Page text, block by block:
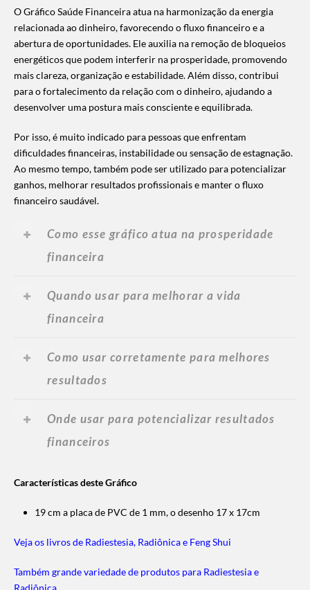
O Gráfico Saúde Financeira atua na harmonização da energia
relacionada ao dinheiro, favorecendo o fluxo financeiro e a
abertura de oportunidades. Ele auxilia na remoção de bloqueios
energéticos que podem interferir na prosperidade, promovendo
mais clareza, organização e estabilidade. Além disso, contribui
para o fortalecimento da relação com o dinheiro, ajudando a
desenvolver uma postura mais consciente e equilibrada.
Por isso, é muito indicado para pessoas que enfrentam
dificuldades financeiras, instabilidade ou sensação de estagnação.
Ao mesmo tempo, também pode ser utilizado para potencializar
ganhos, melhorar resultados profissionais e manter o fluxo
financeiro saudável.
Como esse gráfico atua na prosperidade
financeira
Quando usar para melhorar a vida
financeira
Como usar corretamente para melhores
resultados
Onde usar para potencializar resultados
financeiros
Características deste Gráfico
19 cm a placa de PVC de 1 mm, o desenho 17 x 17cm
Veja os livros de Radiestesia, Radiônica e Feng Shui
Também grande variedade de produtos para Radiestesia e
Radiônica